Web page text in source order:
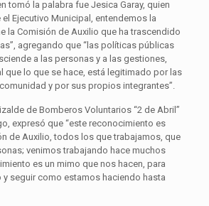
tomó la palabra fue Jesica Garay, quien
Ejecutivo Municipal, entendemos la
la Comisión de Auxilio que ha trascendido
agregando que “las políticas públicas
a las personas y a las gestiones,
que lo que se hace, está legitimado por las
y por sus propios integrantes”.
de Bomberos Voluntarios “2 de Abril”
expresó que “este reconocimiento es
de Auxilio, todos los que trabajamos, que
venimos trabajando hace muchos
es un mimo que nos hacen, para
seguir como estamos haciendo hasta